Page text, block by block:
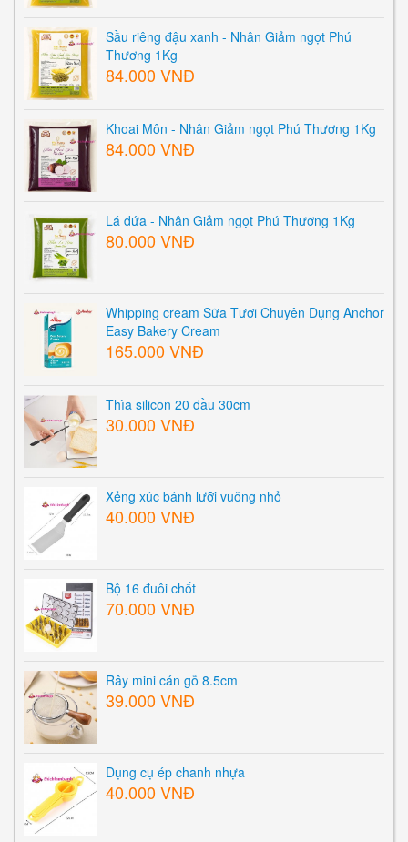
Sầu riêng đậu xanh - Nhân Giảm ngọt Phú
Thương 1Kg
84.000 VNĐ
Khoai Môn - Nhân Giảm ngọt Phú Thương 1Kg
84.000 VNĐ
Lá dứa - Nhân Giảm ngọt Phú Thương 1Kg
80.000 VNĐ
Whipping cream Sữa Tươi Chuyên Dụng Anchor
Easy Bakery Cream
165.000 VNĐ
Thìa silicon 20 đầu 30cm
30.000 VNĐ
Xẻng xúc bánh lưỡi vuông nhỏ
40.000 VNĐ
Bộ 16 đuôi chốt
70.000 VNĐ
Rây mini cán gỗ 8.5cm
39.000 VNĐ
Dụng cụ ép chanh nhựa
40.000 VNĐ